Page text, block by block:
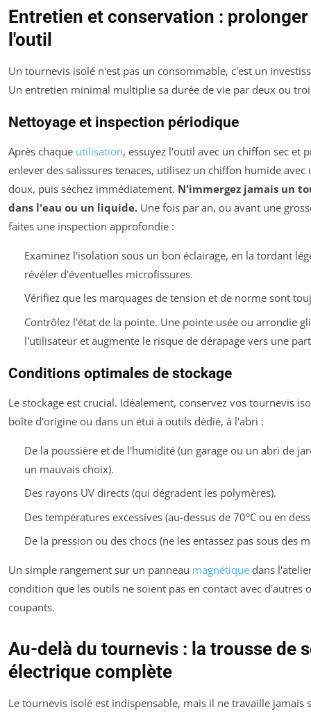
Entretien et conservation : prolonger
l'outil
Un tournevis isolé n'est pas un consommable, c'est un
Un entretien minimal multiplie sa durée de vie par deux ou
Nettoyage et inspection périodique
Après chaque utilisation, essuyez l'outil avec un chiffon sec et
enlever des salissures tenaces, utilisez un chiffon humide avec
doux, puis séchez immédiatement. N'immergez jamais un
dans l'eau ou un liquide. Une fois par an, ou avant une
faites une inspection approfondie :
Examinez l'isolation sous un bon éclairage, en la tordant
révéler d'éventuelles microfissures.
Vérifiez que les marquages de tension et de norme sont
Contrôlez l'état de la pointe. Une pointe usée ou arrondie
l'utilisateur et augmente le risque de dérapage vers une
Conditions optimales de stockage
Le stockage est crucial. Idéalement, conservez vos tournevis
boîte d'origine ou dans un étui à outils dédié, à l'abri :
De la poussière et de l'humidité (un garage ou un abri de
un mauvais choix).
Des rayons UV directs (qui dégradent les polymères).
Des températures excessives (au-dessus de 70°C ou en
De la pression ou des chocs (ne les entassez pas sous des
Un simple rangement sur un panneau magnétique dans
condition que les outils ne soient pas en contact avec d'autres
coupants.
Au-delà du tournevis : la trousse de
électrique complète
Le tournevis isolé est indispensable, mais il ne travaille jamais